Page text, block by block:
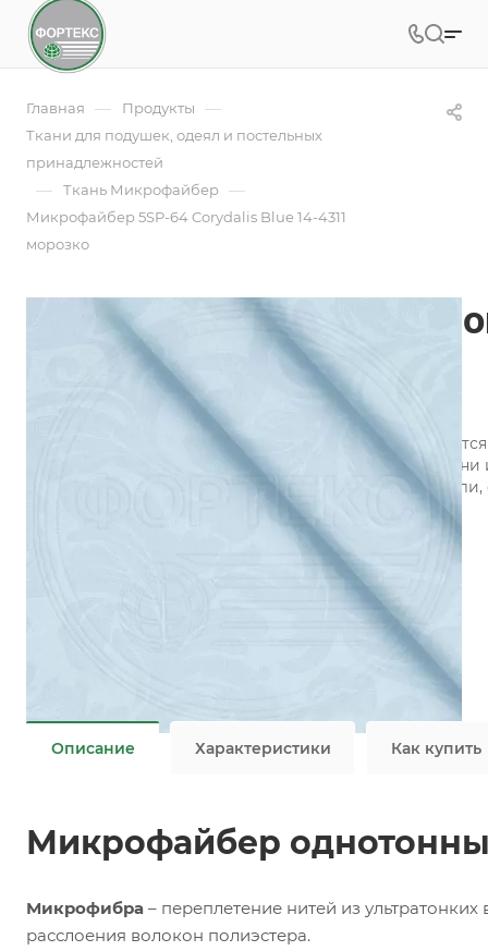
Главная — Продукты —
Ткани для подушек, одеял и постельных
принадлежностей
— Ткань Микрофайбер —
Микрофайбер 5SP-64 Corydalis Blue 14-4311
морозко
Микрофайбер 5SP-64
морозко
5SP-64 Corydalis Blue 14-4311 морозко
Микрофайбер (микрофибра) набивной
технология обеспечивает воздухопроницаемость
микрофибры «контролируют» микроклимат на
сохраняя одновременно тепло и свежесть.
Описание Характеристики Как купить
Микрофайбер
Микрофибра – переплетение нитей из
расслоения волокон полиэстера.